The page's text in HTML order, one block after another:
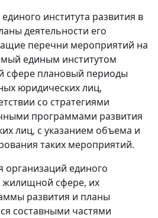
института развития в
деятельности его
перечни мероприятий на
единым институтом
сфере плановый периоды
юридических лиц,
со стратегиями
программами развития
лиц, с указанием объема и
таких мероприятий.
организаций единого
жилищной сфере, их
развития и планы
составными частями